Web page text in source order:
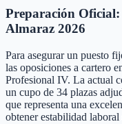
Preparación Oficial:
Almaraz 2026
Para asegurar un puesto
las oposiciones a cartero
Profesional IV. La actual
un cupo de 34 plazas
que representa una
obtener estabilidad